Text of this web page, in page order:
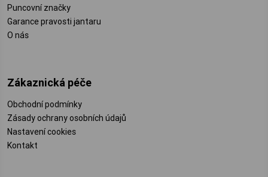
Puncovní značky
Garance pravosti jantaru
O nás
Zákaznická péče
Obchodní podmínky
Zásady ochrany osobních údajů
Nastavení cookies
Kontakt